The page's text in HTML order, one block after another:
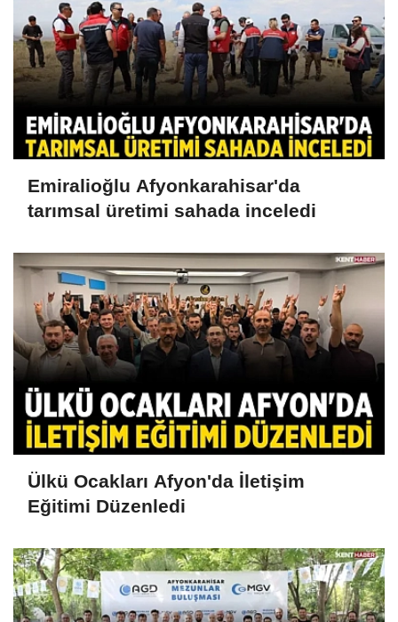
Emiralioğlu Afyonkarahisar'da
tarımsal üretimi sahada inceledi
Ülkü Ocakları Afyon'da İletişim
Eğitimi Düzenledi